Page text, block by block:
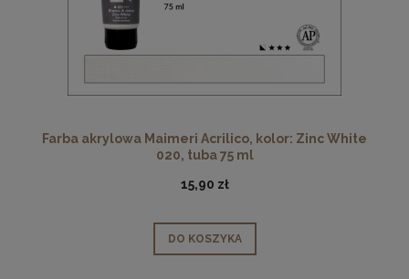
Farba akrylowa Maimeri Acrilico, kolor: Zinc White
020, tuba 75 ml
15,90 zł
DO KOSZYKA